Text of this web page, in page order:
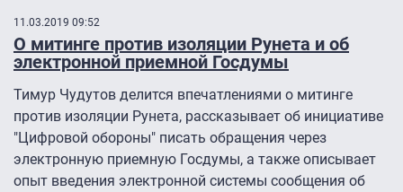
11.03.2019 09:52
О митинге против изоляции Рунета и об
электронной приемной Госдумы
Тимур Чудутов делится впечатлениями о митинге
против изоляции Рунета, рассказывает об инициативе
"Цифровой обороны" писать обращения через
электронную приемную Госдумы, а также описывает
опыт введения электронной системы сообщения об